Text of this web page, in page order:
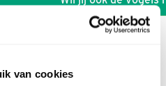
van cookies